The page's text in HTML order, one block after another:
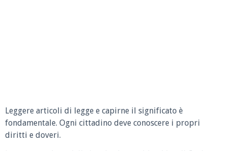
Leggere articoli di legge e capirne il significato è
fondamentale. Ogni cittadino deve conoscere i propri
diritti e doveri.